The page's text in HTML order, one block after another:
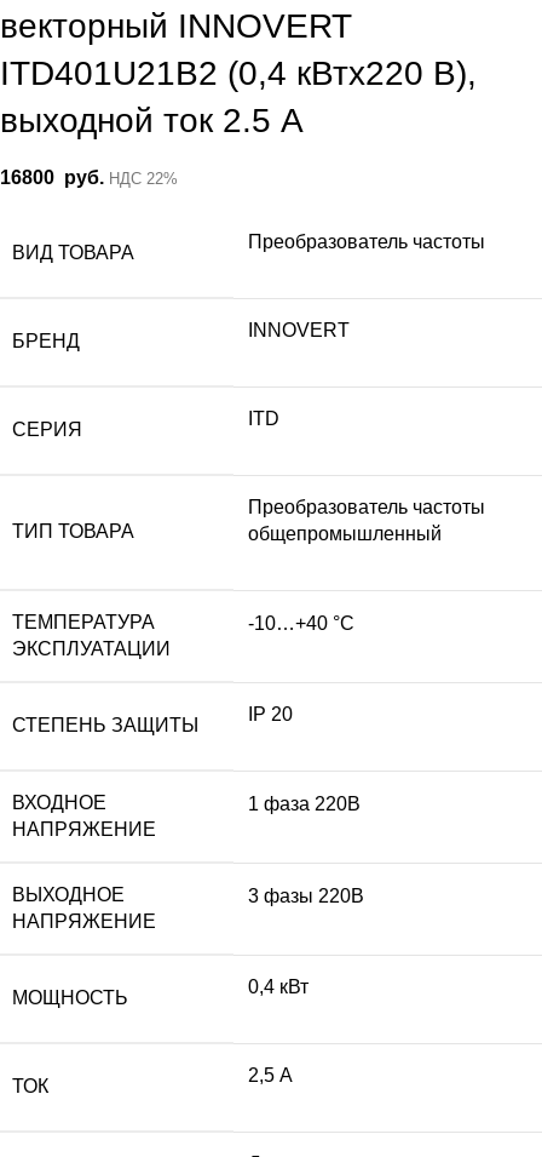
векторный INNOVERT
ITD401U21B2 (0,4 кВтx220 В),
выходной ток 2.5 А
16800 руб. НДС 22%
ВИД ТОВАРА
Преобразователь частоты
БРЕНД
INNOVERT
СЕРИЯ
ITD
ТИП ТОВАРА
Преобразователь частоты
общепромышленный
ТЕМПЕРАТУРА
ЭКСПЛУАТАЦИИ
-10…+40 °С
СТЕПЕНЬ ЗАЩИТЫ
IP 20
ВХОДНОЕ
НАПРЯЖЕНИЕ
1 фаза 220В
ВЫХОДНОЕ
НАПРЯЖЕНИЕ
3 фазы 220В
МОЩНОСТЬ
0,4 кВт
ТОК
2,5 А